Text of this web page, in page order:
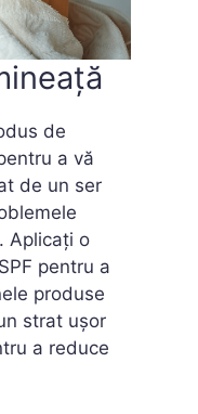
de
a vă
de un ser
Aplicați o
pentru a
produse
strat ușor
a reduce